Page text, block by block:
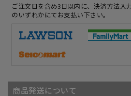
ご注文日を含め3日以内に、決済方法入
のいずれかにてお支払い下さい。
商品発送について